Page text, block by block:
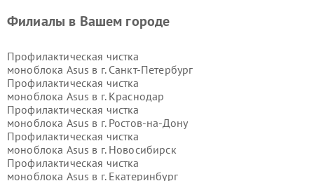
Филиалы в Вашем городе
Профилактическая чистка
моноблока Asus в г. Санкт-Петербург
Профилактическая чистка
моноблока Asus в г. Краснодар
Профилактическая чистка
моноблока Asus в г. Ростов-на-Дону
Профилактическая чистка
моноблока Asus в г. Новосибирск
Профилактическая чистка
моноблока Asus в г. Екатеринбург